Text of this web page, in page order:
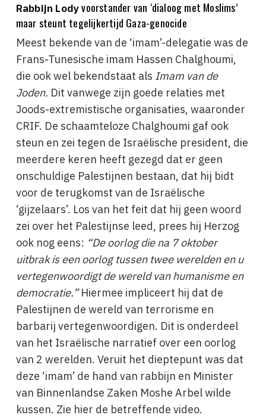
Rabbijn Lodyvoorstander van ‘dialoog met Moslims’
maar steunt tegelijkertijd Gaza-genocide
Meest bekende van de ‘imam’-delegatie was de
Frans-Tunesische imam Hassen Chalghoumi,
die ook wel bekendstaat als Imam van de
Joden. Dit vanwege zijn goede relaties met
Joods-extremistische organisaties, waaronder
CRIF. De schaamteloze Chalghoumi gaf ook
steun en zei tegen de Israëlische president, die
meerdere keren heeft gezegd dat er geen
onschuldige Palestijnen bestaan, dat hij bidt
voor de terugkomst van de Israëlische
‘gijzelaars’. Los van het feit dat hij geen woord
zei over het Palestijnse leed, prees hij Herzog
ook nog eens: “De oorlog die na 7 oktober
uitbrak is een oorlog tussen twee werelden en u
vertegenwoordigt de wereld van humanisme en
democratie.”Hiermee impliceert hij dat de
Palestijnen de wereld van terrorisme en
barbarij vertegenwoordigen. Dit is onderdeel
van het Israëlische narratief over een oorlog
van 2 werelden. Veruit het dieptepunt was dat
deze ‘imam’ de hand van rabbijn en Minister
van Binnenlandse Zaken Moshe Arbel wilde
kussen. Zie hier de betreffende video.